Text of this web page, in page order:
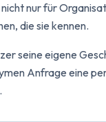
nur für
die sie kennen.
seine eigene
Anfrage eine